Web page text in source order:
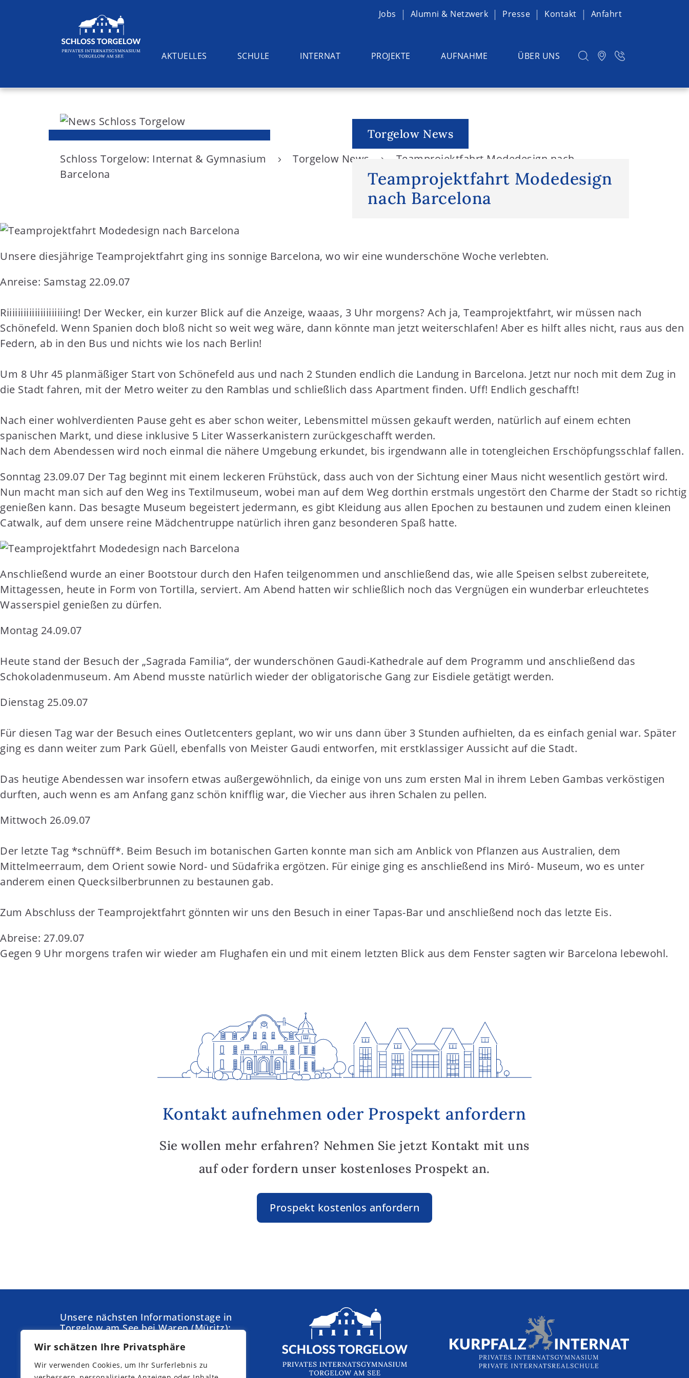
Wir schätzen Ihre Privatsphäre
Wir verwenden Cookies, um Ihr Surferlebnis zu
S
t
n
t
Jobs Alumni & Netzwerk Presse Kontakt Anfahrt
AKTUELLES SCHULE INTERNAT PROJEKTE AUFNAHME ÜBER UNS
Suchen Torgelow News
Teamprojektfahrt Modedesign
nach Barcelona
Schloss Torgelow: Internat & Gymnasium Torgelow News
Teamprojektfahrt Modedesign nach
Barcelona
Unsere diesjährige Teamprojektfahrt ging ins sonnige Barcelona, wo wir eine wunderschöne Woche verlebten.
Anreise: Samstag 22.09.07
Riiiiiiiiiiiiiiiiiiiiing! Der Wecker, ein kurzer Blick auf die Anzeige, waaas, 3 Uhr morgens? Ach ja, Teamprojektfahrt, wir müssen nach
Schönefeld. Wenn Spanien doch bloß nicht so weit weg wäre, dann könnte man jetzt weiterschlafen! Aber es hilft alles nicht, raus aus den
Federn, ab in den Bus und nichts wie los nach Berlin!
Um 8 Uhr 45 planmäßiger Start von Schönefeld aus und nach 2 Stunden endlich die Landung in Barcelona. Jetzt nur noch mit dem Zug in
die Stadt fahren, mit der Metro weiter zu den Ramblas und schließlich dass Apartment finden. Uff! Endlich geschafft!
Nach einer wohlverdienten Pause geht es aber schon weiter, Lebensmittel müssen gekauft werden, natürlich auf einem echten
spanischen Markt, und diese inklusive 5 Liter Wasserkanistern zurückgeschafft werden.
Nach dem Abendessen wird noch einmal die nähere Umgebung erkundet, bis irgendwann alle in totengleichen Erschöpfungsschlaf fallen.
Sonntag 23.09.07 Der Tag beginnt mit einem leckeren Frühstück, dass auch von der Sichtung einer Maus nicht wesentlich gestört wird.
Nun macht man sich auf den Weg ins Textilmuseum, wobei man auf dem Weg dorthin erstmals ungestört den Charme der Stadt so richtig
genießen kann. Das besagte Museum begeistert jedermann, es gibt Kleidung aus allen Epochen zu bestaunen und zudem einen kleinen
Catwalk, auf dem unsere reine Mädchentruppe natürlich ihren ganz besonderen Spaß hatte.
Anschließend wurde an einer Bootstour durch den Hafen teilgenommen und anschließend das, wie alle Speisen selbst zubereitete,
Mittagessen, heute in Form von Tortilla, serviert. Am Abend hatten wir schließlich noch das Vergnügen ein wunderbar erleuchtetes
Wasserspiel genießen zu dürfen.
Montag 24.09.07
Heute stand der Besuch der „Sagrada Familia“, der wunderschönen Gaudi-Kathedrale auf dem Programm und anschließend das
Schokoladenmuseum. Am Abend musste natürlich wieder der obligatorische Gang zur Eisdiele getätigt werden.
Dienstag 25.09.07
Für diesen Tag war der Besuch eines Outletcenters geplant, wo wir uns dann über 3 Stunden aufhielten, da es einfach genial war. Später
ging es dann weiter zum Park Güell, ebenfalls von Meister Gaudi entworfen, mit erstklassiger Aussicht auf die Stadt.
Das heutige Abendessen war insofern etwas außergewöhnlich, da einige von uns zum ersten Mal in ihrem Leben Gambas verköstigen
durften, auch wenn es am Anfang ganz schön knifflig war, die Viecher aus ihren Schalen zu pellen.
Mittwoch 26.09.07
Der letzte Tag *schnüff*. Beim Besuch im botanischen Garten konnte man sich am Anblick von Pflanzen aus Australien, dem
Mittelmeerraum, dem Orient sowie Nord- und Südafrika ergötzen. Für einige ging es anschließend ins Miró- Museum, wo es unter
anderem einen Quecksilberbrunnen zu bestaunen gab.
Zum Abschluss der Teamprojektfahrt gönnten wir uns den Besuch in einer Tapas-Bar und anschließend noch das letzte Eis.
Abreise: 27.09.07
Gegen 9 Uhr morgens trafen wir wieder am Flughafen ein und mit einem letzten Blick aus dem Fenster sagten wir Barcelona lebewohl.
Kontakt aufnehmen oder Prospekt anfordern
Sie wollen mehr erfahren? Nehmen Sie jetzt Kontakt mit uns
auf oder fordern unser kostenloses Prospekt an.
Prospekt kostenlos anfordern
Unsere nächsten Informationstage in
Torgelow am See bei Waren (Müritz):
Samstag,
05.09.2026
Samstag,
Sonntag,
04.10.2026
Samstag,